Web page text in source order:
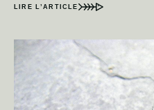
LIRE L’ARTICLE